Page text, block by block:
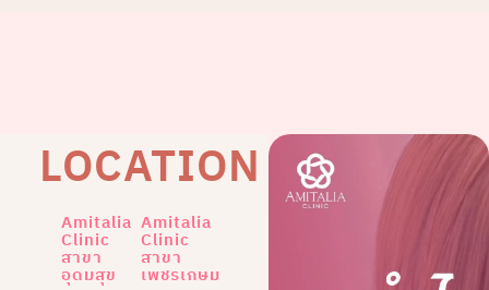
LOCATION
Amitalia
Clinic
สาขา
อุดมสุข
Amitalia
Clinic
สาขา
เพชรเกษม